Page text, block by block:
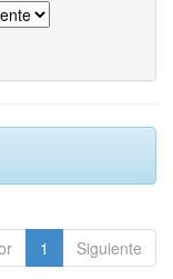
1 Siguiente